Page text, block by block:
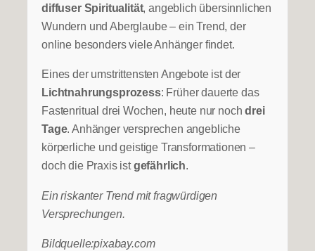
diffuser Spiritualität, angeblich übersinnlichen
Wundern und Aberglaube – ein Trend, der
online besonders viele Anhänger findet.
Eines der umstrittensten Angebote ist der
Lichtnahrungsprozess: Früher dauerte das
Fastenritual drei Wochen, heute nur nochdrei
Tage. Anhänger versprechen angebliche
körperliche und geistige Transformationen –
doch die Praxis istgefährlich.
Ein riskanter Trend mit fragwürdigen
Versprechungen.
Bildquelle:pixabay.com